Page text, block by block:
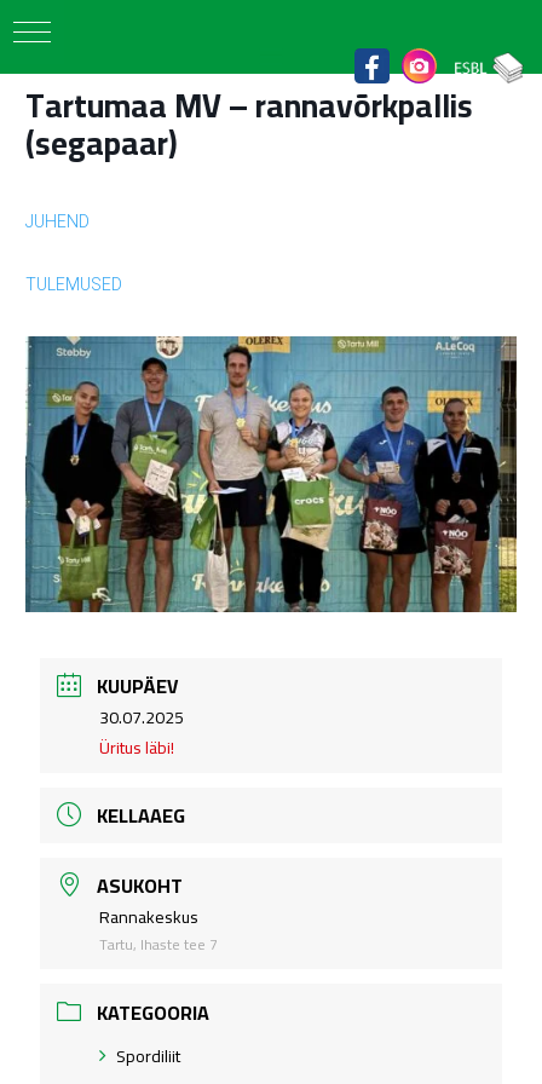
Tartumaa MV – rannavõrkpallis
(segapaar)
JUHEND
TULEMUSED
KUUPÄEV
30.07.2025
Üritus läbi!
KELLAAEG
ASUKOHT
Rannakeskus
Tartu, Ihaste tee 7
KATEGOORIA
Spordiliit